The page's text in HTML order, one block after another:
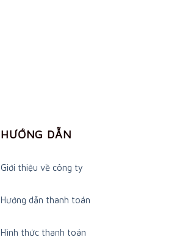
HƯỚNG DẪN
Giới thiệu về công ty
Hướng dẫn thanh toán
Hình thức thanh toán